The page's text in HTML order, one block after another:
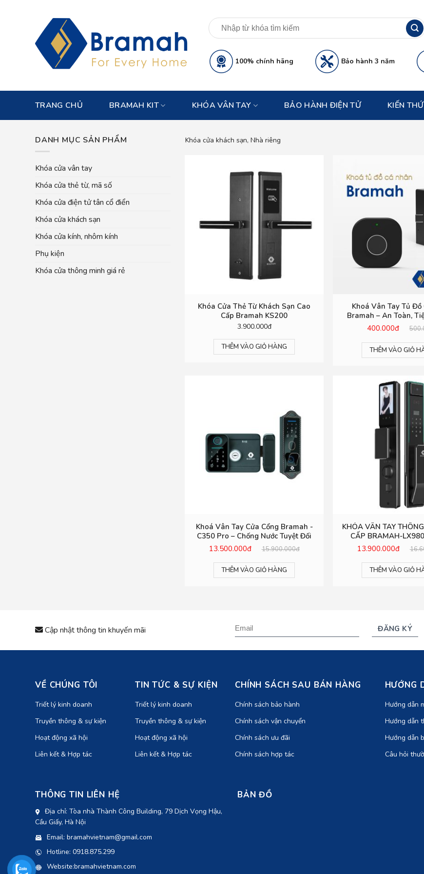
100% chính hãng Bảo hành 3 năm
TRANG CHỦ BRAMAH KIT KHÓA VÂN TAY BẢO HÀNH ĐIỆN TỬ KIẾN
DANH MỤC SẢN PHẨM
Khóa cửa vân tay
Khóa cửa thẻ từ, mã số
Khóa cửa điện tử tân cổ điển
Khóa cửa khách sạn
Khóa cửa kính, nhôm kính
Phụ kiện
Khóa cửa thông minh giá rẻ
Khóa cửa khách sạn, Nhà riêng
Khóa Cửa Thẻ Từ Khách Sạn Cao
Cấp Bramah KS200
3.900.000đ
THÊM VÀO GIỎ HÀNG
Khoá Vân Tay Tủ Đồ
Bramah – An Toàn,
Mật
400.000đ
THÊM VÀO GIỎ
Khoá Vân Tay Cửa Cổng Bramah -
C350 Pro – Chống Nước Tuyệt Đối
13.500.000đ
15.900.000đ
THÊM VÀO GIỎ HÀNG
KHÓA VÂN TAY
CẤP BRAMAH-
FACE
13.900.000đ
THÊM VÀO GIỎ
Cập nhật thông tin khuyến mãi
VỀ CHÚNG TÔI
Triết lý kinh doanh
Truyền thông & sự kiện
Hoạt động xã hội
Liên kết & Hợp tác
TIN TỨC & SỰ KIỆN
Triết lý kinh doanh
Truyền thông & sự kiện
Hoạt động xã hội
Liên kết & Hợp tác
CHÍNH SÁCH SAU BÁN HÀNG
Chính sách bảo hành
Chính sách vận chuyển
Chính sách ưu đãi
Chính sách hợp tác
HƯỚNG
Hướng dẫn
Hướng dẫn
Hướng dẫn
Câu hỏi
THÔNG TIN LIÊN HỆ
Địa chỉ: Tòa nhà Thành Công Building, 79 Dịch Vọng Hậu,
Cầu Giấy, Hà Nội
Email: bramahvietnam@gmail.com
Hotline: 0918.875.299
Website:bramahvietnam.com
BẢN ĐỒ